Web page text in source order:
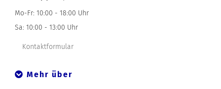
Mo-Fr: 10:00 - 18:00 Uhr
Sa: 10:00 - 13:00 Uhr
Kontaktformular
Mehr über